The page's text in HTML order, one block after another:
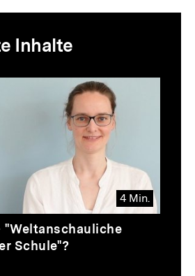
Inhalte
4 Min.
"Weltanschauliche
Schule"?